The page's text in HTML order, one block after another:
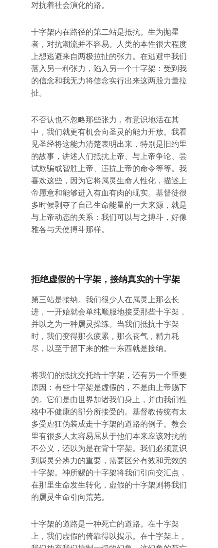
对抗着社会演化的路。
十字架内在路径的第二站是抵抗。生为抛星
者，对抗潮流并不容易。人类的本性很大程度
上想逃避来自两极拉扯的张力。在逃避中我们
落入另一种张力，陷入另一个十字架：受到我
的信念和我无力将信念实行出来这两股力量拉
扯。
不否认也不忽略那些张力，有意识地活在其
中，我们就更有机会向圣灵的能力开放。我看
见圣经将这能力清楚表明出来，特别是旧约里
的故事，讲述人们抵抗上帝、与上帝争论、尝
试欺骗或智胜上帝、违抗上帝的命令等等。我
喜欢这些，因为它将属灵生命人性化，描述上
帝愿意和能够进入有血有肉的现实。基督徒很
多时候剥夺了自己生命能量的一大来源，就是
与上帝动态的关系：我们可以与之搏斗，好像
雅各与天使搏斗那样。
拒绝虚假的十字架，接纳真实的十字架
第三站是接纳。我们很少人在属灵上那么长
进，一开始就会单纯顺服地接受那些十字架，
并以之为一种属灵操练。当我们抵抗十字架
时，我们变得那么疲累，那么丧气，精力耗
尽，以至于留下来的惟一东西就是接纳。
将我们的抵抗交托给十字架，还有另一个重要
原因：有些十字架是虚假的，不是由上帝赐下
的。它们是由世界加诸我们身上，并由我们性
格中不健康的部分所接受的。基督教传统有太
多受虐狂伪装成走十字架的道路的例子。教会
里有很多人太容易屈从于他们本来应该对抗的
不公义，还以为是在背十字架。我们必须意识
到属灵分辨力的重要，需要区分有效和无效的
十字架。神所赐的十字架将我们引向交汇点，
在那里生命发生转化，虚假的十字架则将我们
的属灵生命引向荒芜。
十字架的道路是一种死亡的道路。在十字架
上，我们虚假的倚靠得以揭示。在十字架上，